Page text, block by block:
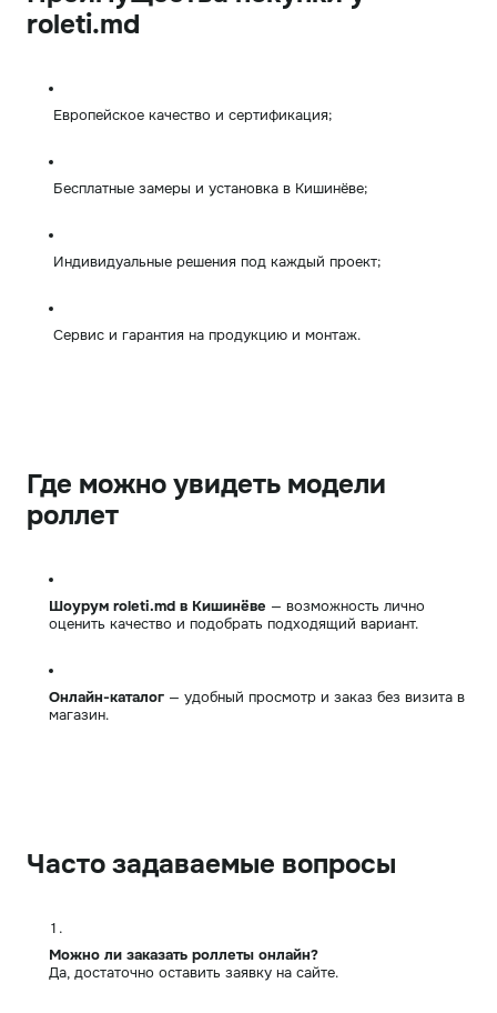
roleti.md
Европейское качество и сертификация;
Бесплатные замеры и установка в Кишинёве;
Индивидуальные решения под каждый проект;
Сервис и гарантия на продукцию и монтаж.
Где можно увидеть модели
роллет
Шоурум roleti.md в Кишинёве — возможность лично
оценить качество и подобрать подходящий вариант.
Онлайн-каталог — удобный просмотр и заказ без визита в
магазин.
Часто задаваемые вопросы
Можно ли заказать роллеты онлайн?
Да, достаточно оставить заявку на сайте.